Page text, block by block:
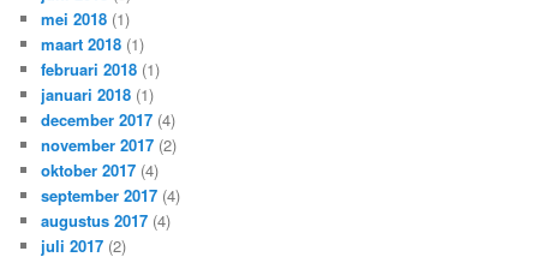
mei 2018 (1)
maart 2018 (1)
februari 2018 (1)
januari 2018 (1)
december 2017 (4)
november 2017 (2)
oktober 2017 (4)
september 2017 (4)
augustus 2017 (4)
juli 2017 (2)